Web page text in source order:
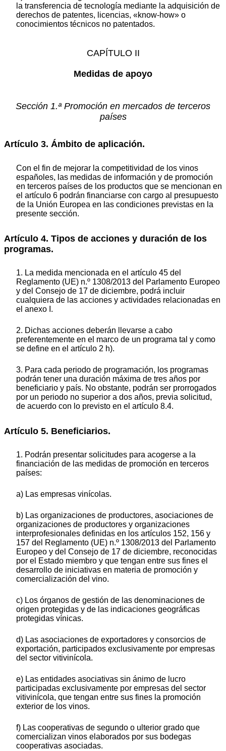
la transferencia de tecnología mediante la adquisición de
derechos de patentes, licencias, «know-how» o
conocimientos técnicos no patentados.
CAPÍTULO II
Medidas de apoyo
Sección 1.ª Promoción en mercados de terceros
países
Artículo 3. Ámbito de aplicación.
Con el fin de mejorar la competitividad de los vinos
españoles, las medidas de información y de promoción
en terceros países de los productos que se mencionan en
el artículo 6 podrán financiarse con cargo al presupuesto
de la Unión Europea en las condiciones previstas en la
presente sección.
Artículo 4. Tipos de acciones y duración de los
programas.
1. La medida mencionada en el artículo 45 del
Reglamento (UE) n.º 1308/2013 del Parlamento Europeo
y del Consejo de 17 de diciembre, podrá incluir
cualquiera de las acciones y actividades relacionadas en
el anexo I.
2. Dichas acciones deberán llevarse a cabo
preferentemente en el marco de un programa tal y como
se define en el artículo 2 h).
3. Para cada periodo de programación, los programas
podrán tener una duración máxima de tres años por
beneficiario y país. No obstante, podrán ser prorrogados
por un periodo no superior a dos años, previa solicitud,
de acuerdo con lo previsto en el artículo 8.4.
Artículo 5. Beneficiarios.
1. Podrán presentar solicitudes para acogerse a la
financiación de las medidas de promoción en terceros
países:
a) Las empresas vinícolas.
b) Las organizaciones de productores, asociaciones de
organizaciones de productores y organizaciones
interprofesionales definidas en los artículos 152, 156 y
157 del Reglamento (UE) n.º 1308/2013 del Parlamento
Europeo y del Consejo de 17 de diciembre, reconocidas
por el Estado miembro y que tengan entre sus fines el
desarrollo de iniciativas en materia de promoción y
comercialización del vino.
c) Los órganos de gestión de las denominaciones de
origen protegidas y de las indicaciones geográficas
protegidas vínicas.
d) Las asociaciones de exportadores y consorcios de
exportación, participados exclusivamente por empresas
del sector vitivinícola.
e) Las entidades asociativas sin ánimo de lucro
participadas exclusivamente por empresas del sector
vitivinícola, que tengan entre sus fines la promoción
exterior de los vinos.
f) Las cooperativas de segundo o ulterior grado que
comercializan vinos elaborados por sus bodegas
cooperativas asociadas.